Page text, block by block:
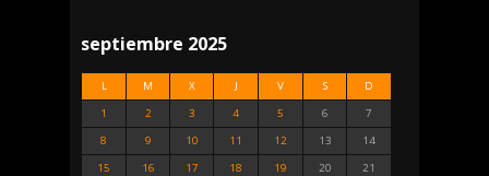
septiembre 2025
L M X J V S D
1 2 3 4 5 6
7
8
9 10 11 12 13
14
15
16 17 18 19 20
21